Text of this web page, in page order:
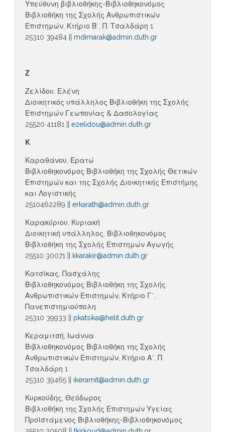
Υπεύθυνη βιβλιοθήκης-Βιβλιοθηκονόμος
Βιβλιοθήκη της Σχολής Ανθρωπιστικών
Επιστημών, Κτήριο Β΄, Π. Τσαλδάρη 1
25310 39484 || mdimarak@admin.duth.gr
Ζ
Ζελίδου, Ελένη
Διοικητικός υπάλληλος Βιβλιοθήκη της Σχολής
Επιστημών Γεωπονίας & Δασολογίας
25520 41181 || ezelidou@admin.duth.gr
Κ
Καραθάνου, Ερατώ
Βιβλιοθηκονόμος Βιβλιοθήκη της Σχολής Θετικών
Επιστημών και της Σχολής Διοικητικής Επιστήμης
και Λογιστικής
2510462289 || erkarath@admin.duth.gr
Καρακύριου, Κυριακή
Διοικητική υπάλληλος, Βιβλιοθηκονόμος
Βιβλιοθήκη της Σχολής Επιστημών Αγωγής
25510 30071 ||
kkarakir@admin.duth.gr
Κατσίκας, Πασχάλης
Βιβλιοθηκονόμος Βιβλιοθήκη της Σχολής
Ανθρωπιστικών Επιστημών, Κτήριο Γ΄,
Πανεπιστημιούπολη
25310 39933 || pkatsika@helit.duth.gr
Κεραμιτσή, Ιωάννα
Βιβλιοθηκονόμος Βιβλιοθήκη της Σχολής
Ανθρωπιστικών Επιστημών, Κτήριο Α΄, Π.
Τσαλδάρη 1
25310 39465 || ikeramit@admin.duth.gr
Κυρκούδης, Θεόδωρος
Βιβλιοθήκη της Σχολής Επιστημών Υγείας
Προϊστάμενος Βιβλιοθήκης-Βιβλιοθηκονόμος